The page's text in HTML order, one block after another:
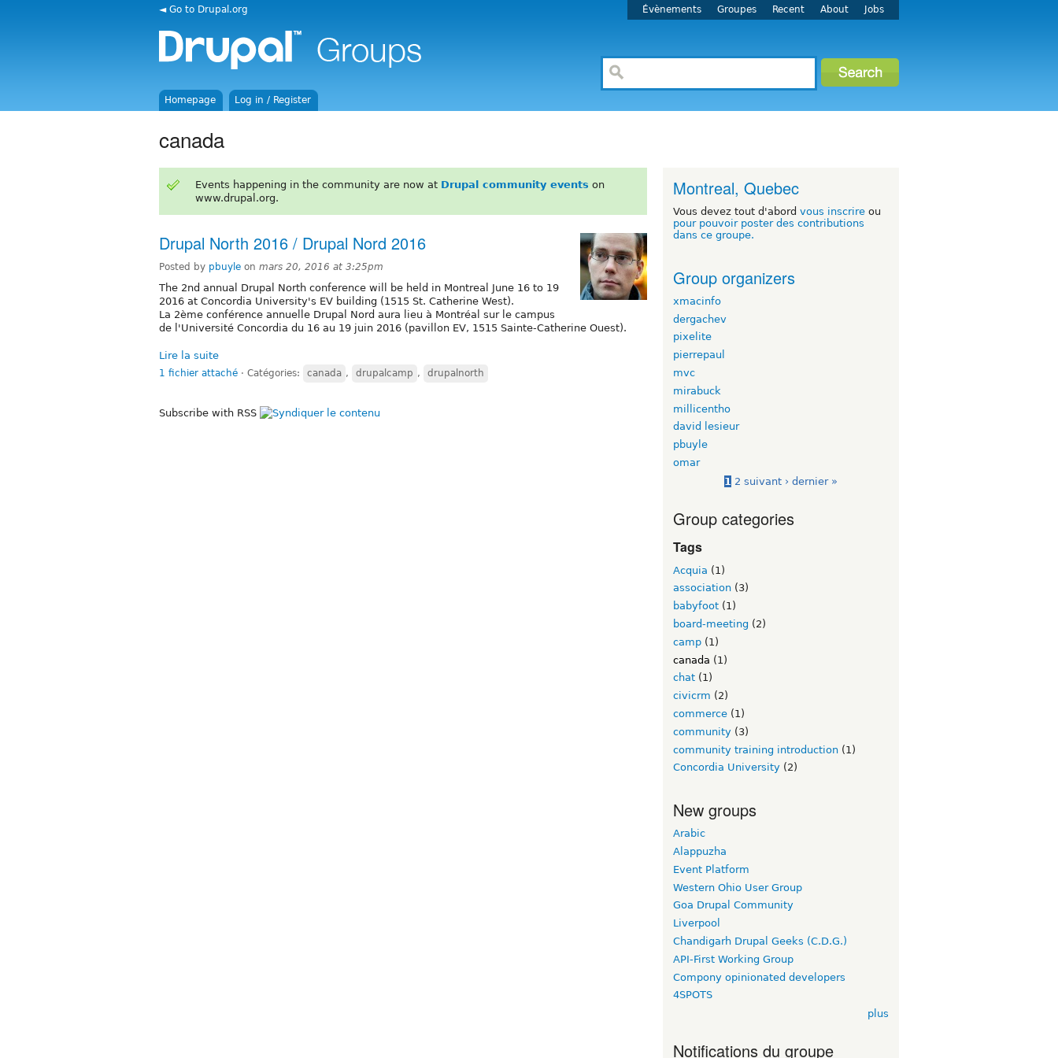
◄ Go to Drupal.org Évènements Groupes Recent About Jobs
Homepage Log in / Register
canada
Events happening in the community are now at Drupal community events on
www.drupal.org.
Drupal North 2016 / Drupal Nord 2016
Posted by pbuyle on mars 20, 2016 at 3:25pm
The 2nd annual Drupal North conference will be held in Montreal June 16 to 19
2016 at Concordia University's EV building (1515 St. Catherine West).
La 2ème conférence annuelle Drupal Nord aura lieu à Montréal sur le campus
de l'Université Concordia du 16 au 19 juin 2016 (pavillon EV, 1515 Sainte-Catherine Ouest).
Lire la suite
1 fichier attaché ⋅ Catégories: canada , drupalcamp , drupalnorth
Subscribe with RSS
Montreal, Quebec
Vous devez tout d'abord vous inscrire ou
pour pouvoir poster des contributions
dans ce groupe.
Group organizers
xmacinfo
dergachev
pixelite
pierrepaul
mvc
mirabuck
millicentho
david lesieur
pbuyle
omar
1 2 suivant › dernier »
Group categories
Tags
Acquia (1)
association (3)
babyfoot (1)
board-meeting (2)
camp (1)
canada (1)
chat (1)
civicrm (2)
commerce (1)
community (3)
community training introduction (1)
Concordia University (2)
New groups
Arabic
Alappuzha
Event Platform
Western Ohio User Group
Goa Drupal Community
Liverpool
Chandigarh Drupal Geeks (C.D.G.)
API-First Working Group
Compony opinionated developers
4SPOTS
plus
Notifications du groupe